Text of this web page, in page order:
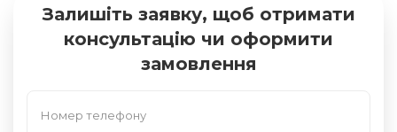
Залишіть заявку, щоб отримати
консультацію чи оформити
замовлення